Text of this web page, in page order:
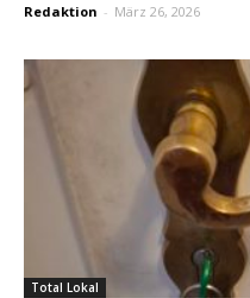
Redaktion - März 26, 2026
Total Lokal